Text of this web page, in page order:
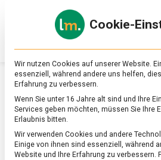
SCHLAGWORT:GEIST
Cookie-
Wir nutzen Cookies auf unserer Website.
essenziell, während andere uns helfen,
Erfahrung zu verbessern.
Wenn Sie unter 16 Jahre alt sind und Ihre
Services geben möchten, müssen Sie Ihre
Erlaubnis bitten.
Wir verwenden Cookies und andere
Einige von ihnen sind essenziell, während
Website und Ihre Erfahrung zu verbessern.